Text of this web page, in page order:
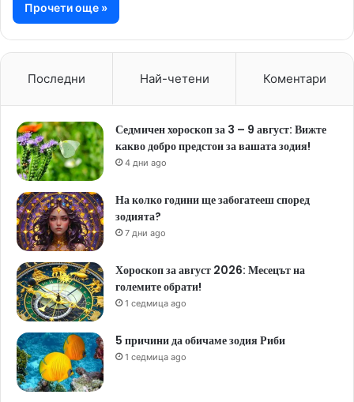
Прочети още »
Последни Най-четени Коментари
Седмичен хороскоп за 3 – 9 август: Вижте
какво добро предстои за вашата зодия!
4 дни ago
На колко години ще забогатееш според
зодията?
7 дни ago
Хороскоп за август 2026: Месецът на
големите обрати!
1 седмица ago
5 причини да обичаме зодия Риби
1 седмица ago